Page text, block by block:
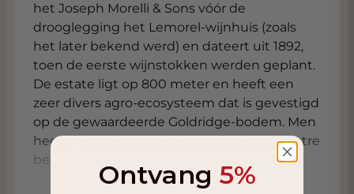
het Joseph Morelli & Sons vóór de
drooglegging het Lemorel-wijnhuis (zoals
het later bekend werd) en dateert uit 1892,
toen de eerste wijnstokken werden geplant.
De estate ligt op 800 meter en heeft een
zeer divers agro-ecosysteem dat is gevestigd
op de gewaardeerde Goldridge-bodem. Men
heeft nog de oude Syrah Zinfandel, weten tre
behouden en hebben onlangs het
bestaande areaal opnieuw geplant aan Pinot
Ontvang 5%